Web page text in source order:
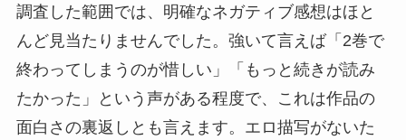
調査した範囲では、明確なネガティブ感想はほと
んど見当たりませんでした。強いて言えば「2巻で
終わってしまうのが惜しい」「もっと続きが読み
たかった」という声がある程度で、これは作品の
面白さの裏返しとも言えます。エロ描写がないた